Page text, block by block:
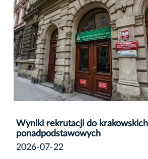
Wyniki rekrutacji do krakowskich
ponadpodstawowych
2026-07-22